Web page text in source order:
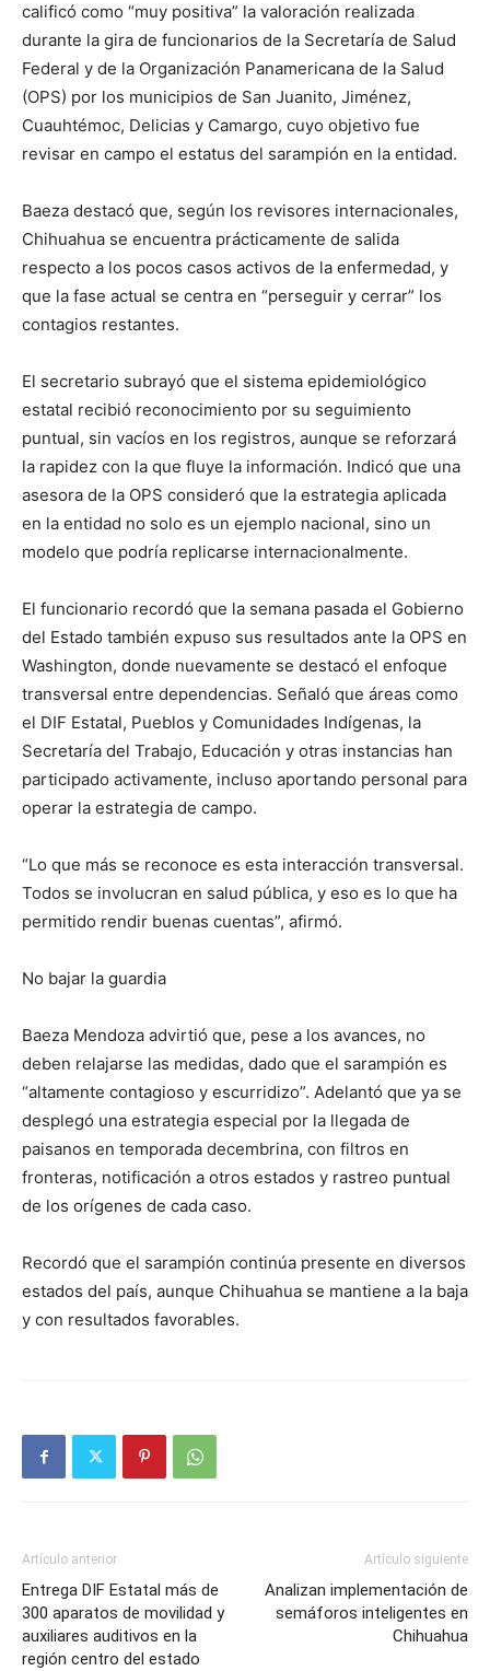
calificó como “muy positiva” la valoración realizada
durante la gira de funcionarios de la Secretaría de Salud
Federal y de la Organización Panamericana de la Salud
(OPS) por los municipios de San Juanito, Jiménez,
Cuauhtémoc, Delicias y Camargo, cuyo objetivo fue
revisar en campo el estatus del sarampión en la entidad.
Baeza destacó que, según los revisores internacionales,
Chihuahua se encuentra prácticamente de salida
respecto a los pocos casos activos de la enfermedad, y
que la fase actual se centra en “perseguir y cerrar” los
contagios restantes.
El secretario subrayó que el sistema epidemiológico
estatal recibió reconocimiento por su seguimiento
puntual, sin vacíos en los registros, aunque se reforzará
la rapidez con la que fluye la información. Indicó que una
asesora de la OPS consideró que la estrategia aplicada
en la entidad no solo es un ejemplo nacional, sino un
modelo que podría replicarse internacionalmente.
El funcionario recordó que la semana pasada el Gobierno
del Estado también expuso sus resultados ante la OPS en
Washington, donde nuevamente se destacó el enfoque
transversal entre dependencias. Señaló que áreas como
el DIF Estatal, Pueblos y Comunidades Indígenas, la
Secretaría del Trabajo, Educación y otras instancias han
participado activamente, incluso aportando personal para
operar la estrategia de campo.
“Lo que más se reconoce es esta interacción transversal.
Todos se involucran en salud pública, y eso es lo que ha
permitido rendir buenas cuentas”, afirmó.
No bajar la guardia
Baeza Mendoza advirtió que, pese a los avances, no
deben relajarse las medidas, dado que el sarampión es
“altamente contagioso y escurridizo”. Adelantó que ya se
desplegó una estrategia especial por la llegada de
paisanos en temporada decembrina, con filtros en
fronteras, notificación a otros estados y rastreo puntual
de los orígenes de cada caso.
Recordó que el sarampión continúa presente en diversos
estados del país, aunque Chihuahua se mantiene a la baja
y con resultados favorables.
Artículo anterior
Entrega DIF Estatal más de
300 aparatos de movilidad y
auxiliares auditivos en la
región centro del estado
Artículo siguiente
Analizan implementación de
semáforos inteligentes en
Chihuahua